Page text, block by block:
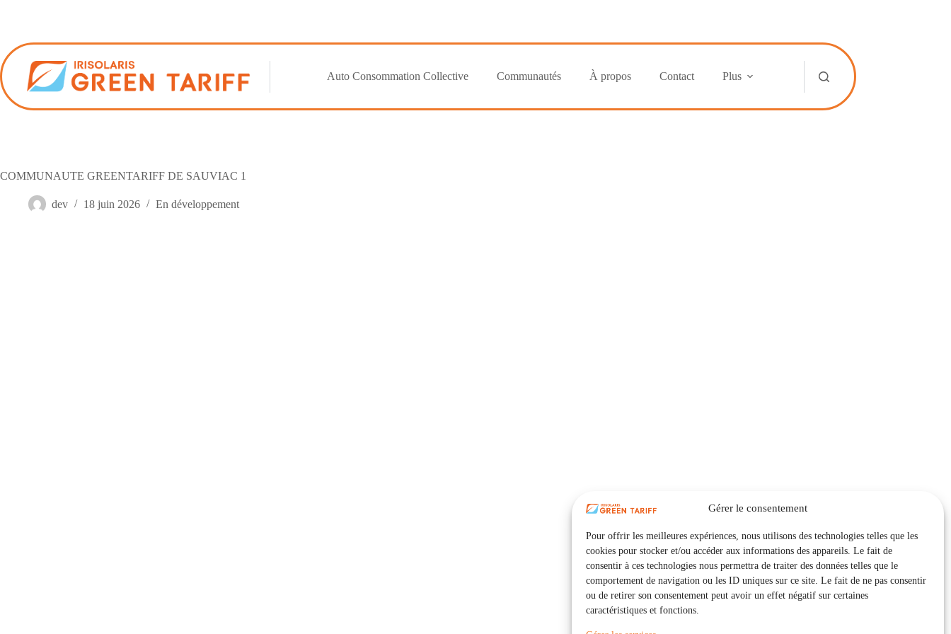
Gérer le consentement
Pour offrir les meilleures expériences, nous utilisons des technologies telles que les
cookies pour stocker et/ou accéder aux informations des appareils. Le fait de
consentir à ces technologies nous permettra de traiter des données telles que le
comportement de navigation ou les ID uniques sur ce site. Le fait de ne pas consentir
ou de retirer son consentement peut avoir un effet négatif sur certaines
caractéristiques et fonctions.
Auto Consommation Collective Communautés À propos Contact Plus
COMMUNAUTE GREENTARIFF DE SAUVIAC 1
dev 18 juin 2026 En développement